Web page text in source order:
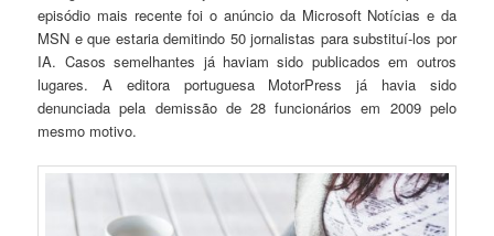
episódio mais recente foi o anúncio da Microsoft Notícias e da
MSN e que estaria demitindo 50 jornalistas para substituí-los por
IA. Casos semelhantes já haviam sido publicados em outros
lugares. A editora portuguesa MotorPress já havia sido
denunciada pela demissão de 28 funcionários em 2009 pelo
mesmo motivo.